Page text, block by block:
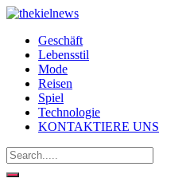
Geschäft
Lebensstil
Mode
Reisen
Spiel
Technologie
KONTAKTIERE UNS